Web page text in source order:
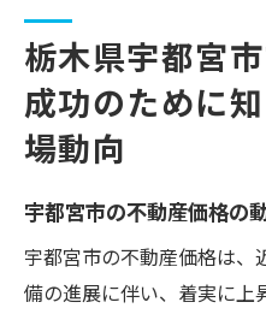
不動産市場の季
宇都宮市不動産売却
テップ
価格交渉前の準備
適正価格の設定
初回提示価格の
交渉時の心理的
栃木県宇都宮
成功のために
場動向
宇都宮市の不動産価格の
宇都宮市の不動産価格は
備の進展に伴い、着実に上